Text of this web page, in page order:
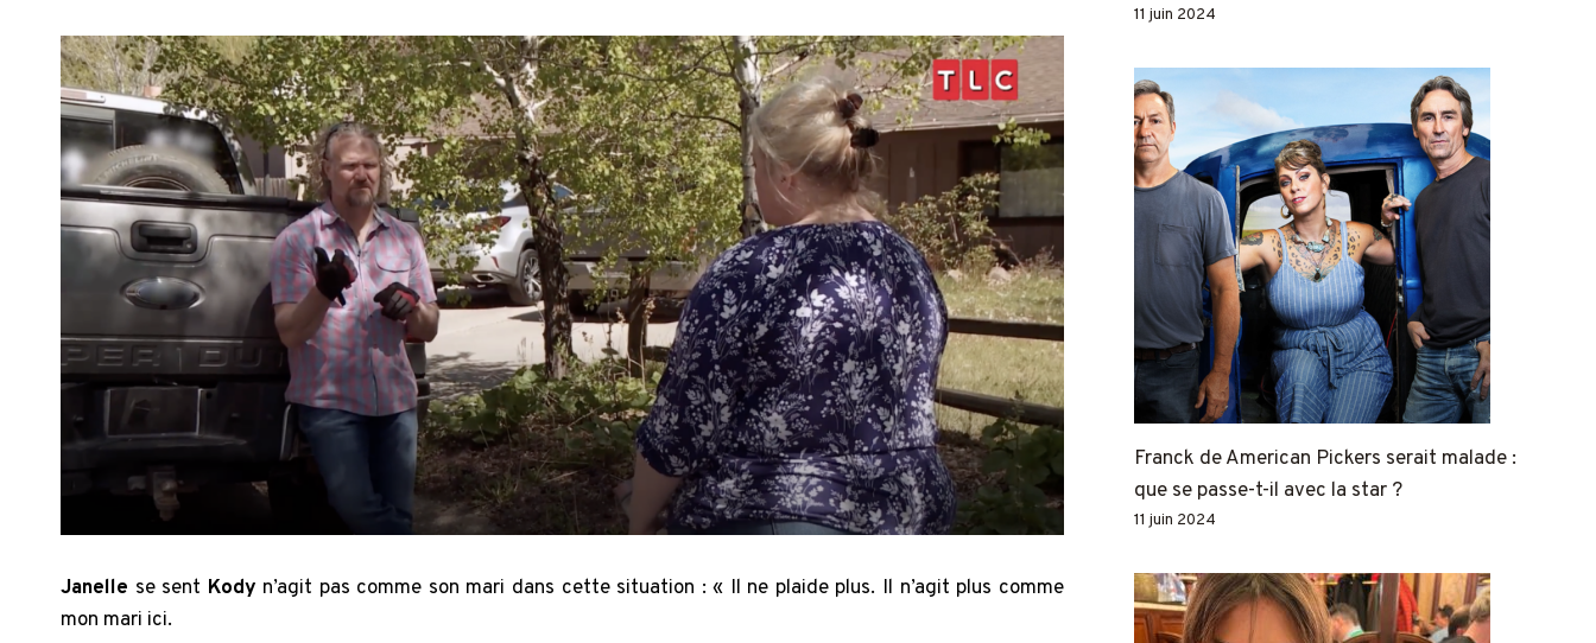
Janelle se sent Kody n’agit pas comme son mari dans cette situation : « Il ne plaide plus. Il n’agit plus comme
mon mari ici.
11 juin 2024
Franck de American Pickers serait malade :
que se passe-t-il avec la star ?
11 juin 2024